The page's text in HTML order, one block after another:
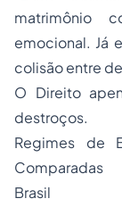
matrimônio
emocional. Já
colisão entre
O Direito
destroços.
Regimes de
Comparadas
Brasil